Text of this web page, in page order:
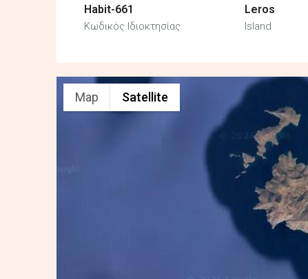
Habit-661
Κωδικός Ιδιοκτησίας
Leros
Island
Map Satellite